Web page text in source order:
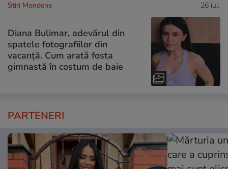
Stiri Mondene 26 iul.
Diana Bulimar, adevărul din
spatele fotografiilor din
vacanță. Cum arată fosta
gimnastă în costum de baie
PARTENERI